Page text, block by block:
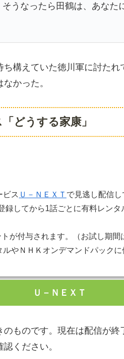
うなったら田鶴は、あなた
構えていた徳川軍に討た
かった。
どうする家康」
ビス Ｕ－ＮＥＸＴ で見逃し配信し
録してから1話ごとに有料レン
が付与されます。（お試し期間
やＮＨＫオンデマンドパックに
Ｕ－ＮＥＸＴ
ものです。現在は配信が終
ください。